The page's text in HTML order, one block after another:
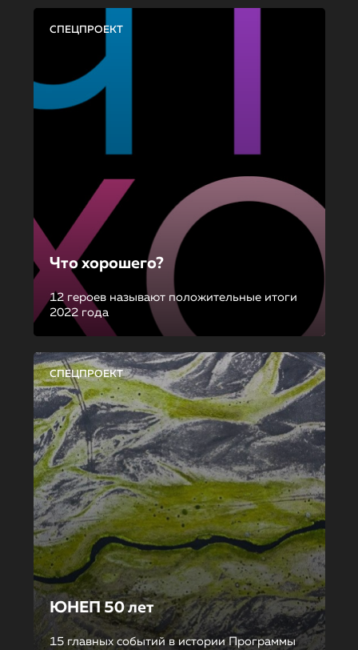
СПЕЦПРОЕКТ
Что хорошего?
12 героев называют положительные итоги
2022 года
СПЕЦПРОЕКТ
ЮНЕП 50 лет
15 главных событий в истории Программы